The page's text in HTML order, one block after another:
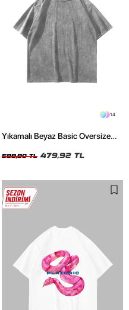
14
Yıkamalı Beyaz Basic Oversize
599,90 TL 479,92 TL